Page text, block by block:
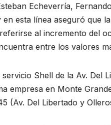
Echeverría,
esta línea aseguró que
al incremento del
entre los valores
servicio Shell de la Av. Del
empresa en Monte
(Av. Del Libertado y